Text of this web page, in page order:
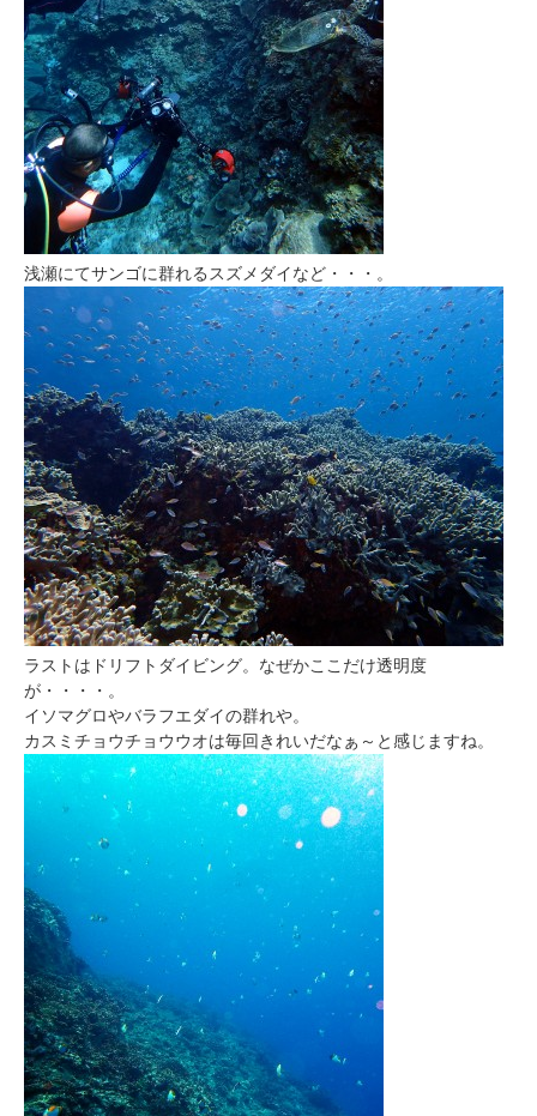
浅瀬にてサンゴに群れるスズメダイなど・・・。
ラストはドリフトダイビング。なぜかここだけ透明度
が・・・・。
イソマグロやバラフエダイの群れや。
カスミチョウチョウウオは毎回きれいだなぁ～と感じますね。